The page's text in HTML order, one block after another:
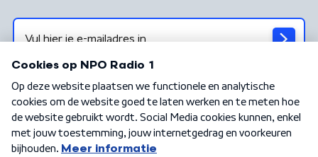
Algemene voorwaarden